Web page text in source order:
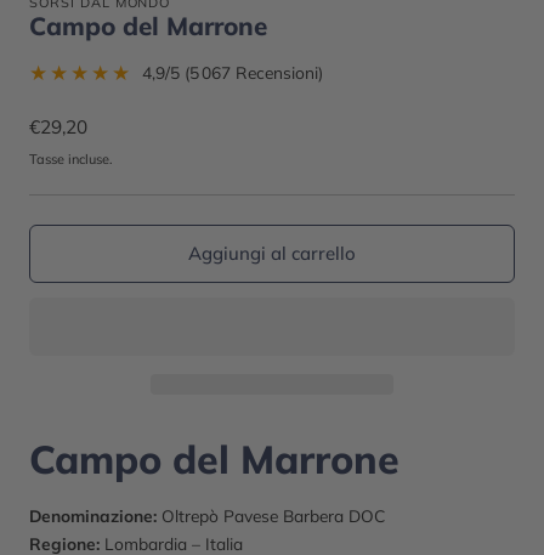
Campo del Marrone
★★★★★ 4,9/5 (5 067 Recensioni)
Prezzo
normale
€29,20
Tasse incluse.
Aggiungi al carrello
Campo del Marrone
Denominazione: Oltrepò Pavese Barbera DOC
Regione: Lombardia – Italia